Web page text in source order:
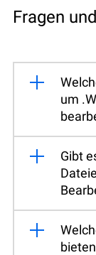
Fragen
um
Gibt